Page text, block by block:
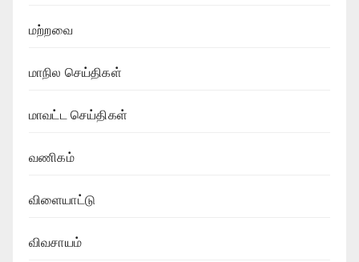
மற்றவை
மாநில செய்திகள்
மாவட்ட செய்திகள்
வணிகம்
விளையாட்டு
விவசாயம்